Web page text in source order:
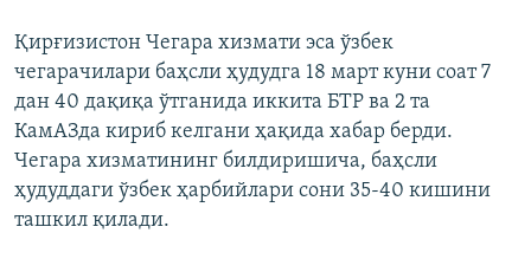
Қирғизистон Чегара хизмати эса ўзбек
чегарачилари баҳсли ҳудудга 18 март куни соат 7
дан 40 дақиқа ўтганида иккита БТР ва 2 та
КамАЗда кириб келгани ҳақида хабар берди.
Чегара хизматининг билдиришича, баҳсли
ҳудуддаги ўзбек ҳарбийлари сони 35-40 кишини
ташкил қилади.